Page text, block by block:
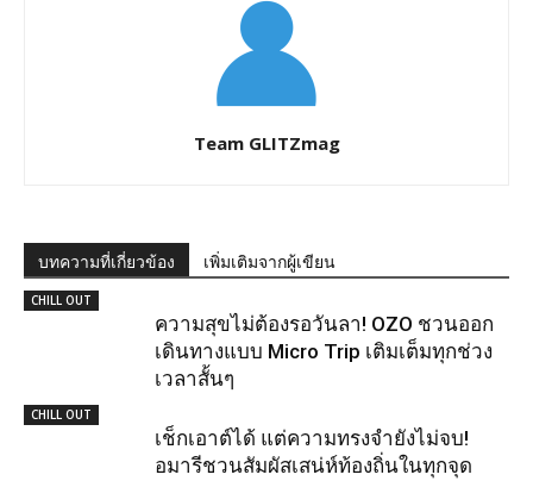
Team GLITZmag
บทความที่เกี่ยวข้อง เพิ่มเติมจากผู้เขียน
CHILL OUT
ความสุขไม่ต้องรอวันลา! OZO ชวนออก
เดินทางแบบ Micro Trip เติมเต็มทุกช่วง
เวลาสั้นๆ
CHILL OUT
เช็กเอาต์ได้ แต่ความทรงจำยังไม่จบ!
อมารีชวนสัมผัสเสน่ห์ท้องถิ่นในทุกจุด